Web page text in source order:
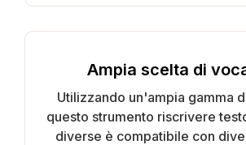
Ampia scelta di
Utilizzando un'ampia gamma
questo strumento riscrivere
diverse è compatibile con